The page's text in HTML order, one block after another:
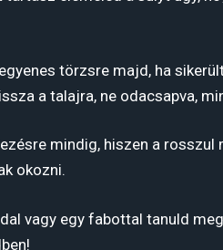
törzsre majd, ha
a talajra, ne odacsapva,
mindig, hiszen a
okozni.
vagy egy fabottal tanuld